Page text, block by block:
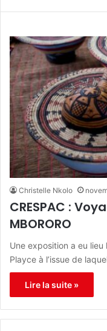
Christelle Nkolo
CRESPAC :
MBORORO
Une exposition a eu
Playce à l’issue de
Lire la suite »